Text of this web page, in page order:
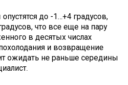
до -1…+4 градусов,
что все еще на пару
в десятых числах
и возвращение
ожидать не раньше середины